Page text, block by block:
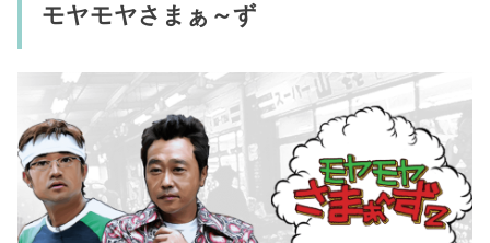
モヤモヤさまぁ～ず